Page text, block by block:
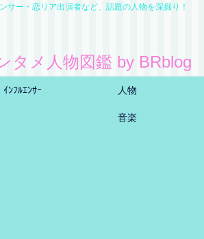
サー・恋リア出演者など、話題の人物を深掘り！
タメ人物図鑑 by BRblog
ﾝﾌﾙｴﾝｻｰ 人物
音楽